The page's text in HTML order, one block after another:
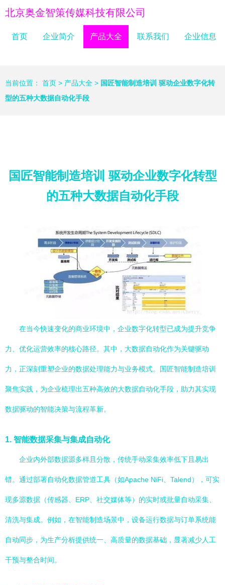
北京奥金智策传媒科技有限公司
首页 企业简介 产品大全 联系我们 企业信息
当前位置： 首页 > 产品大全 > 国匠智能制造培训 驱动企业数字化转
型的五种大数据自动化手段
国匠智能制造培训 驱动企业数字化转型
的五种大数据自动化手段
在当今快速变化的商业环境中，企业数字化转型已成为提升竞争
力、优化运营效率的核心路径。其中，大数据自动化作为关键驱动
力，正深刻重塑企业的数据处理能力与业务模式。国匠智能制造培训
聚焦实践，为企业梳理出五种高效的大数据自动化手段，助力其实现
数据驱动的智能决策与流程革新。
1. 智能数据采集与集成自动化
企业内外部数据源多样且分散，传统手动采集效率低下且易出
错。通过部署自动化数据管道工具（如Apache NiFi、Talend），可实
现多源数据（传感器、ERP、社交媒体等）的实时或批量自动采集、
清洗与集成。例如，在智能制造场景中，设备运行数据与订单系统能
自动同步，为生产分析提供统一、高质量的数据基础，显著减少人工
干预与整合时间。